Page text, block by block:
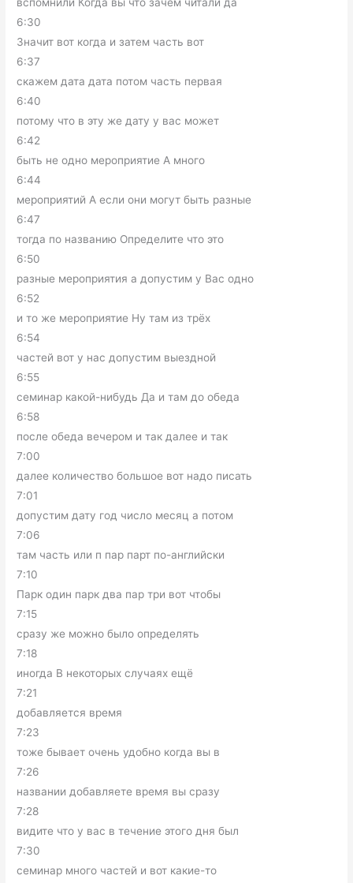
6:30
Значит вот когда и затем часть вот
6:37
скажем дата дата потом часть первая
6:40
потому что в эту же дату у вас может
6:42
быть не одно мероприятие А много
6:44
мероприятий А если они могут быть разные
6:47
тогда по названию Определите что это
6:50
разные мероприятия а допустим у Вас одно
6:52
и то же мероприятие Ну там из трёх
6:54
частей вот у нас допустим выездной
6:55
семинар какой-нибудь Да и там до обеда
6:58
после обеда вечером и так далее и так
7:00
далее количество большое вот надо писать
7:01
допустим дату год число месяц а потом
7:06
там часть или п пар парт по-английски
7:10
Парк один парк два пар три вот чтобы
7:15
сразу же можно было определять
7:18
иногда В некоторых случаях ещё
7:21
добавляется время
7:23
тоже бывает очень удобно когда вы в
7:26
названии добавляете время вы сразу
7:28
видите что у вас в течение этого дня был
7:30
семинар много частей и вот какие-то